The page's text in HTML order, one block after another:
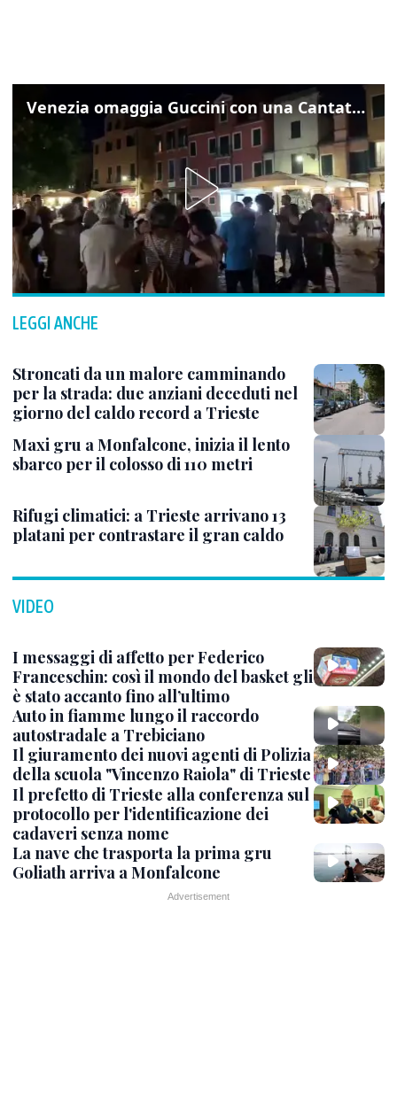
Venezia omaggia Guccini con una Cantata Anarchica in campo Santa Margherita
LEGGI ANCHE
Stroncati da un malore camminando
per la strada: due anziani deceduti nel
giorno del caldo record a Trieste
Maxi gru a Monfalcone, inizia il lento
sbarco per il colosso di 110 metri
Rifugi climatici: a Trieste arrivano 13
platani per contrastare il gran caldo
VIDEO
I messaggi di affetto per Federico
Franceschin: così il mondo del basket gli
è stato accanto fino all’ultimo
Auto in fiamme lungo il raccordo
autostradale a Trebiciano
Il giuramento dei nuovi agenti di Polizia
della scuola "Vincenzo Raiola" di Trieste
Il prefetto di Trieste alla conferenza sul
protocollo per l'identificazione dei
cadaveri senza nome
La nave che trasporta la prima gru
Goliath arriva a Monfalcone